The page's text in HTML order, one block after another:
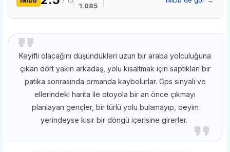
1.085
Keyifli olacağını düşündükleri uzun bir araba yolculuğuna
çıkan dört yakın arkadaş, yolu kısaltmak için saptıkları bir
patika sonrasında ormanda kaybolurlar. Gps sinyali ve
ellerindeki harita ile otoyola bir an önce çıkmayı
planlayan gençler, bir türlü yolu bulamayıp, deyim
yerindeyse kısır bir döngü içerisine girerler.